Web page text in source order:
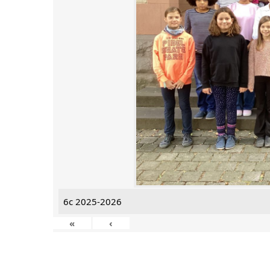
6c 2025-2026
«
‹